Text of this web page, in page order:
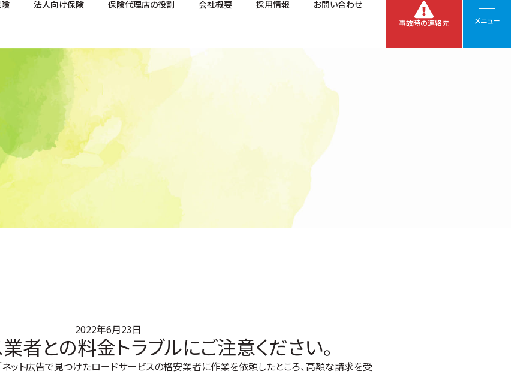
法人向け保険 保険代理店の役割 会社概要 採用情報 お問い合わせ
事故時の連絡先 メニュー
者との料金トラブルにご注意ください。
2022年6月23日
ネット広告で見つけたロードサービスの格安業者に作業を依頼したところ、高額な請求を受